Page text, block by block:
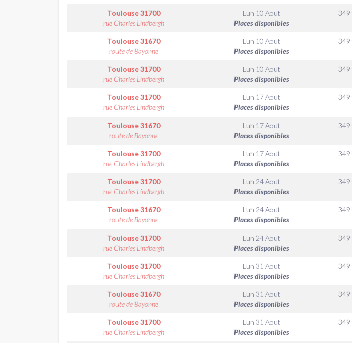
Toulouse31700
rue Charles Lindbergh
Lun 10 Aout
Places disponibles
349
Toulouse31670
route de Bayonne
Lun 10 Aout
Places disponibles
349
Toulouse31700
rue Charles Lindbergh
Lun 10 Aout
Places disponibles
349
Toulouse31700
rue Charles Lindbergh
Lun 17 Aout
Places disponibles
349
Toulouse31670
route de Bayonne
Lun 17 Aout
Places disponibles
349
Toulouse31700
rue Charles Lindbergh
Lun 17 Aout
Places disponibles
349
Toulouse31700
rue Charles Lindbergh
Lun 24 Aout
Places disponibles
349
Toulouse31670
route de Bayonne
Lun 24 Aout
Places disponibles
349
Toulouse31700
rue Charles Lindbergh
Lun 24 Aout
Places disponibles
349
Toulouse31700
rue Charles Lindbergh
Lun 31 Aout
Places disponibles
349
Toulouse31670
route de Bayonne
Lun 31 Aout
Places disponibles
349
Toulouse31700
rue Charles Lindbergh
Lun 31 Aout
Places disponibles
349